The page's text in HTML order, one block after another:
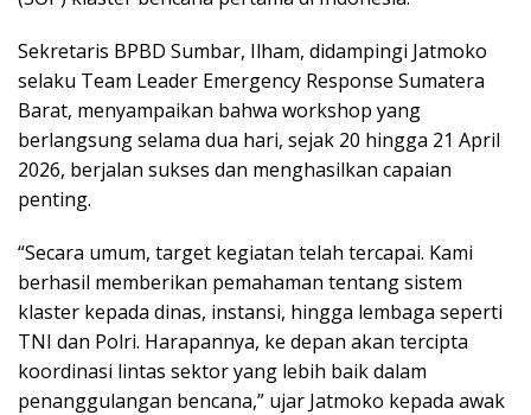
Sekretaris BPBD Sumbar, Ilham, didampingi Jatmoko
selaku Team Leader Emergency Response Sumatera
Barat, menyampaikan bahwa workshop yang
berlangsung selama dua hari, sejak 20 hingga 21 April
2026, berjalan sukses dan menghasilkan capaian
penting.
“Secara umum, target kegiatan telah tercapai. Kami
berhasil memberikan pemahaman tentang sistem
klaster kepada dinas, instansi, hingga lembaga seperti
TNI dan Polri. Harapannya, ke depan akan tercipta
koordinasi lintas sektor yang lebih baik dalam
penanggulangan bencana,” ujar Jatmoko kepada awak